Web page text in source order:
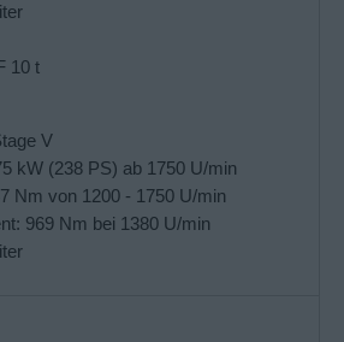
10 t
V
kW (238 PS) ab 1750 U/min
Nm von 1200 - 1750 U/min
969 Nm bei 1380 U/min